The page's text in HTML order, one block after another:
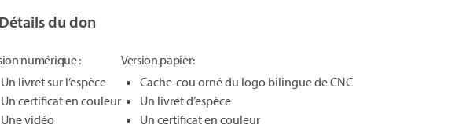
Détails du don
numérique :
Un livret sur l’espèce
Un certificat en couleur
Une vidéo
Version papier:
Cache-cou orné du logo bilingue de CNC
Un livret d’espèce
Un certificat en couleur